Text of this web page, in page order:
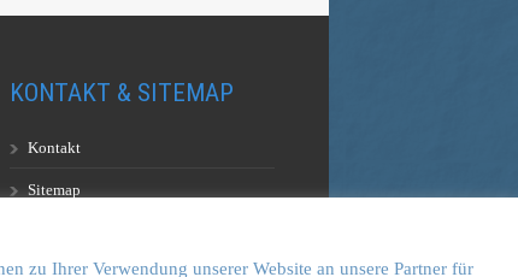
KONTAKT & SITEMAP
Kontakt
Sitemap
zu Ihrer Verwendung unserer Website an unsere Partner für